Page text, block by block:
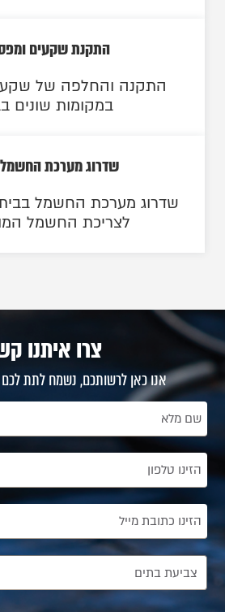
התקנת שקעים
התקנה והחלפה של
במקומות שונים
שדרוג מערכת
שדרוג מערכת החשמל
לצריכת החשמל
צרו איתנו
אנו כאן לרשותכם, נשמח לתת